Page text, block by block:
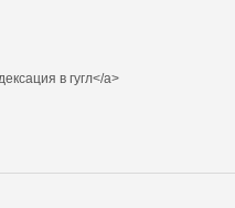
в гугл</a>